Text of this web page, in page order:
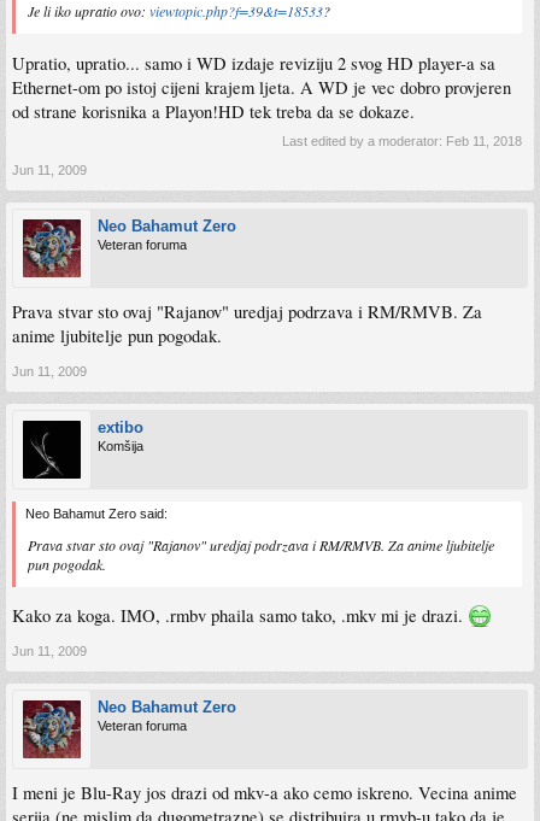
Je li iko upratio ovo: viewtopic.php?f=39&t=18533?
Upratio, upratio... samo i WD izdaje reviziju 2 svog HD player-a sa
Ethernet-om po istoj cijeni krajem ljeta. A WD je vec dobro provjeren
od strane korisnika a Playon!HD tek treba da se dokaze.
Last edited by a moderator: Feb 11, 2018
Jun 11, 2009
Neo Bahamut Zero
Veteran foruma
Prava stvar sto ovaj "Rajanov" uredjaj podrzava i RM/RMVB. Za
anime ljubitelje pun pogodak.
Jun 11, 2009
extibo
Komšija
Neo Bahamut Zero said:
Prava stvar sto ovaj "Rajanov" uredjaj podrzava i RM/RMVB. Za anime ljubitelje
pun pogodak.
Kako za koga. IMO, .rmbv phaila samo tako, .mkv mi je drazi.
Jun 11, 2009
Neo Bahamut Zero
Veteran foruma
I meni je Blu-Ray jos drazi od mkv-a ako cemo iskreno. Vecina anime